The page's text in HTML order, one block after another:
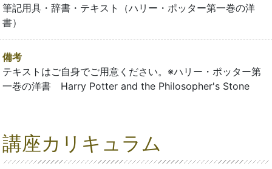
筆記用具・辞書・テキスト（ハリー・ポッター第一巻の洋
書）
備考
テキストはご自身でご用意ください。※ハリー・ポッター第
一巻の洋書 Harry Potter and the Philosopher's Stone
講座カリキュラム